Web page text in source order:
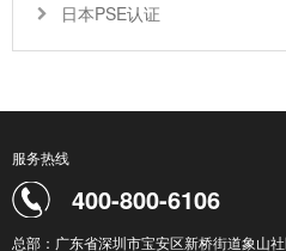
日本PSE认证
服务热线
400-800-6106
总部：广东省深圳市宝安区新桥街道象山